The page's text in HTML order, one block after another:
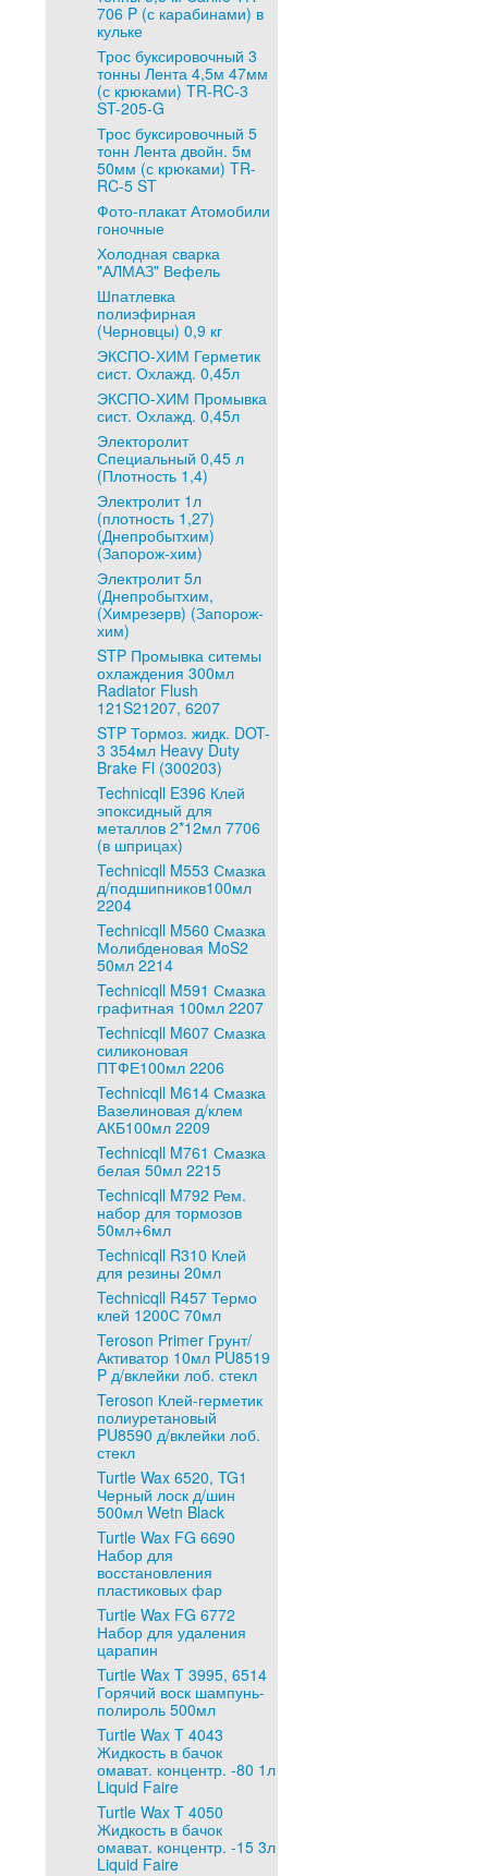
706 P (с карабинами) в
кульке
Трос буксировочный 3
тонны Лента 4,5м 47мм
(с крюками) TR-RC-3
ST-205-G
Трос буксировочный 5
тонн Лента двойн. 5м
50мм (с крюками) TR-
RC-5 ST
Фото-плакат Атомобили
гоночные
Холодная сварка
"АЛМАЗ" Вефель
Шпатлевка
полиэфирная
(Черновцы) 0,9 кг
ЭКСПО-ХИМ Герметик
сист. Охлажд. 0,45л
ЭКСПО-ХИМ Промывка
сист. Охлажд. 0,45л
Электоролит
Специальный 0,45 л
(Плотность 1,4)
Электролит 1л
(плотность 1,27)
(Днепробытхим)
(Запорож-хим)
Электролит 5л
(Днепробытхим,
(Химрезерв) (Запорож-
хим)
STP Промывка ситемы
охлаждения 300мл
Radiator Flush
121S21207, 6207
STP Тормоз. жидк. DOT-
3 354мл Heavy Duty
Brake Fl (300203)
Technicqll E396 Клей
эпоксидный для
металлов 2*12мл 7706
(в шприцах)
Technicqll M553 Смазка
д/подшипников100мл
2204
Technicqll M560 Смазка
Молибденовая MoS2
50мл 2214
Technicqll M591 Смазка
графитная 100мл 2207
Technicqll M607 Смазка
силиконовая
ПТФЕ100мл 2206
Technicqll M614 Смазка
Вазелиновая д/клем
АКБ100мл 2209
Technicqll M761 Смазка
белая 50мл 2215
Technicqll M792 Рем.
набор для тормозов
50мл+6мл
Technicqll R310 Клей
для резины 20мл
Technicqll R457 Термо
клей 1200С 70мл
Teroson Primer Грунт/
Активатор 10мл PU8519
P д/вклейки лоб. стекл
Teroson Клей-герметик
полиуретановый
PU8590 д/вклейки лоб.
стекл
Turtle Wax 6520, TG1
Черный лоск д/шин
500мл Wetn Black
Turtle Wax FG 6690
Набор для
восстановления
пластиковых фар
Turtle Wax FG 6772
Набор для удаления
царапин
Turtle Wax T 3995, 6514
Горячий воск шампунь-
полироль 500мл
Turtle Wax T 4043
Жидкость в бачок
омават. концентр. -80 1л
Liquid Faire
Turtle Wax T 4050
Жидкость в бачок
омават. концентр. -15 3л
Liquid Faire